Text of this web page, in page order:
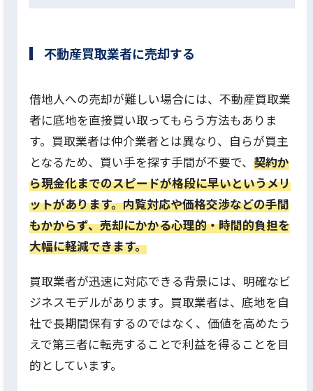
不動産買取業者に売却する
借地人への売却が難しい場合には、不動産買取業
者に底地を直接買い取ってもらう方法もありま
す。買取業者は仲介業者とは異なり、自らが買主
となるため、買い手を探す手間が不要で、 契約か
ら現金化までのスピードが格段に早いというメリ
ットがあります。内覧対応や価格交渉などの手間
もかからず、売却にかかる心理的・時間的負担を
大幅に軽減できます。
買取業者が迅速に対応できる背景には、明確なビ
ジネスモデルがあります。買取業者は、底地を自
社で長期間保有するのではなく、価値を高めたう
えで第三者に転売することで利益を得ることを目
的としています。